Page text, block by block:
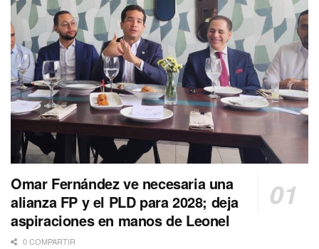
Omar Fernández ve necesaria una
alianza FP y el PLD para 2028; deja
aspiraciones en manos de Leonel
0 COMPARTIR